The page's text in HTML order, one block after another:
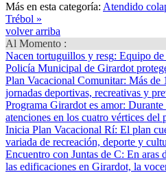
Más en esta categoría: Atendido
Trébol »
volver arriba
Al Momento :
Nacen tortuguillos y resg: Equipo
Policía Municipal de Girardot
Plan Vacacional Comunitar: Más de
jornadas deportivas, recreativas y
Programa Girardot es amor: Durante
atenciones en los cuatro vértices del
Inicia Plan Vacacional Rí: El plan
variada de recreación, deporte y
Encuentro con Juntas de C: En aras
las edificaciones en Girardot, la